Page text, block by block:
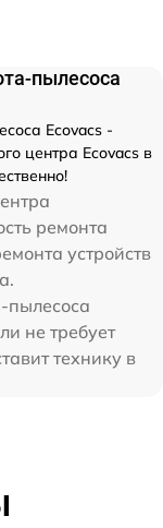
пылесоса
Ecovacs -
центра Ecovacs в
ремонта
устройств
пылесоса
не требует
технику в